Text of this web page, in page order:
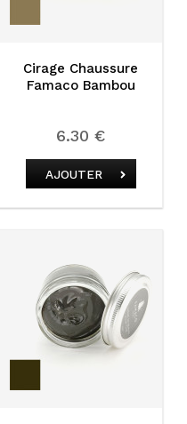
Cirage Chaussure
Famaco Bambou
6.30 €
AJOUTER